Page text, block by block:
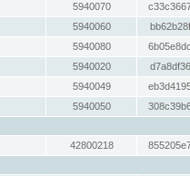
5940070
5940060
5940080
5940020
5940049
5940050
42800218